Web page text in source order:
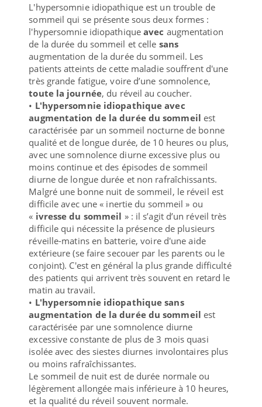
L'hypersomnie idiopathique est un trouble de
sommeil qui se présente sous deux formes :
l'hypersomnie idiopathiqueavec augmentation
de la durée du sommeil et celle sans
augmentation de la durée du sommeil. Les
patients atteints de cette maladie souffrent d'une
très grande fatigue, voire d’une somnolence,
toute la journée, du réveil au coucher.
• L'hypersomnie idiopathique avec
augmentation de la durée du sommeil est
caractérisée par un sommeil nocturne de bonne
qualité et de longue durée, de 10 heures ou plus,
avec une somnolence diurne excessive plus ou
moins continue et des épisodes de sommeil
diurne de longue durée et non rafraîchissants.
Malgré une bonne nuit de sommeil, le réveil est
difficile avec une « inertie du sommeil » ou
« ivresse du sommeil » : il s’agit d’un réveil très
difficile qui nécessite la présence de plusieurs
réveille-matins en batterie, voire d'une aide
extérieure (se faire secouer par les parents ou le
conjoint). C'est en général la plus grande difficulté
des patients qui arrivent très souvent en retard le
matin au travail.
• L'hypersomnie idiopathique sans
augmentation de la durée du sommeil est
caractérisée par une somnolence diurne
excessive constante de plus de 3 mois quasi
isolée avec des siestes diurnes involontaires plus
ou moins rafraîchissantes.
Le sommeil de nuit est de durée normale ou
légèrement allongée mais inférieure à 10 heures,
et la qualité du réveil souvent normale.